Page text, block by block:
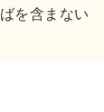
を含まない